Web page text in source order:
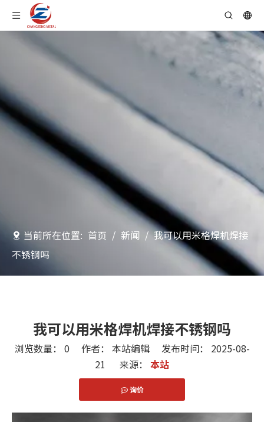
当前所在位置: 首页 / 新闻 / 我可以用米格焊机焊接
不锈钢吗
我可以用米格焊机焊接不锈钢吗
浏览数量： 0 作者： 本站编辑 发布时间： 2025-08-
21 来源： 本站
询价